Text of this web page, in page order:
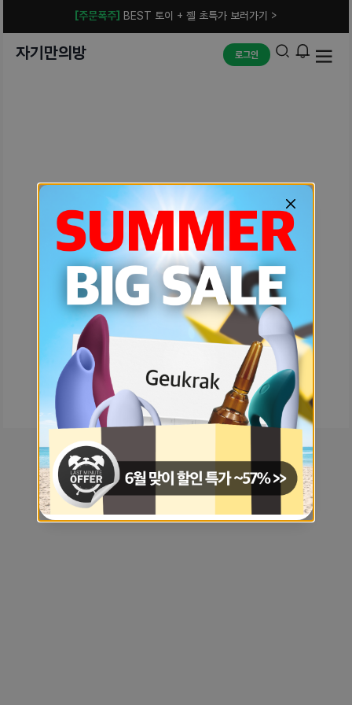
[주문폭주] BEST 토이 + 젤 초특가 보러가기 >
자기만의방 로그인
예상치 못한 에러입니다.